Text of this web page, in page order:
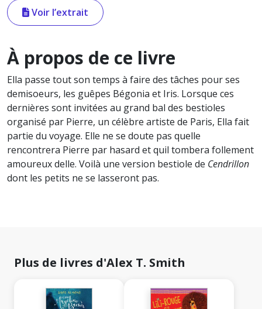
Voir l’extrait
À propos de ce livre
Ella passe tout son temps à faire des tâches pour ses
demisoeurs, les guêpes Bégonia et Iris. Lorsque ces
dernières sont invitées au grand bal des bestioles
organisé par Pierre, un célèbre artiste de Paris, Ella fait
partie du voyage. Elle ne se doute pas quelle
rencontrera Pierre par hasard et quil tombera follement
amoureux delle. Voilà une version bestiole de Cendrillon
dont les petits ne se lasseront pas.
Plus de livres d'Alex T. Smith